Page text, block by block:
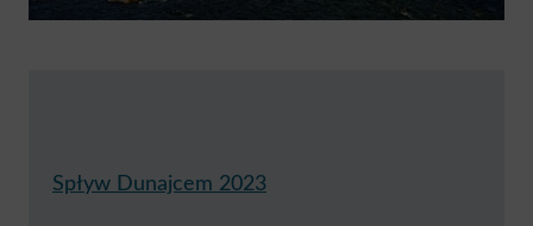
Spływ Dunajcem 2023